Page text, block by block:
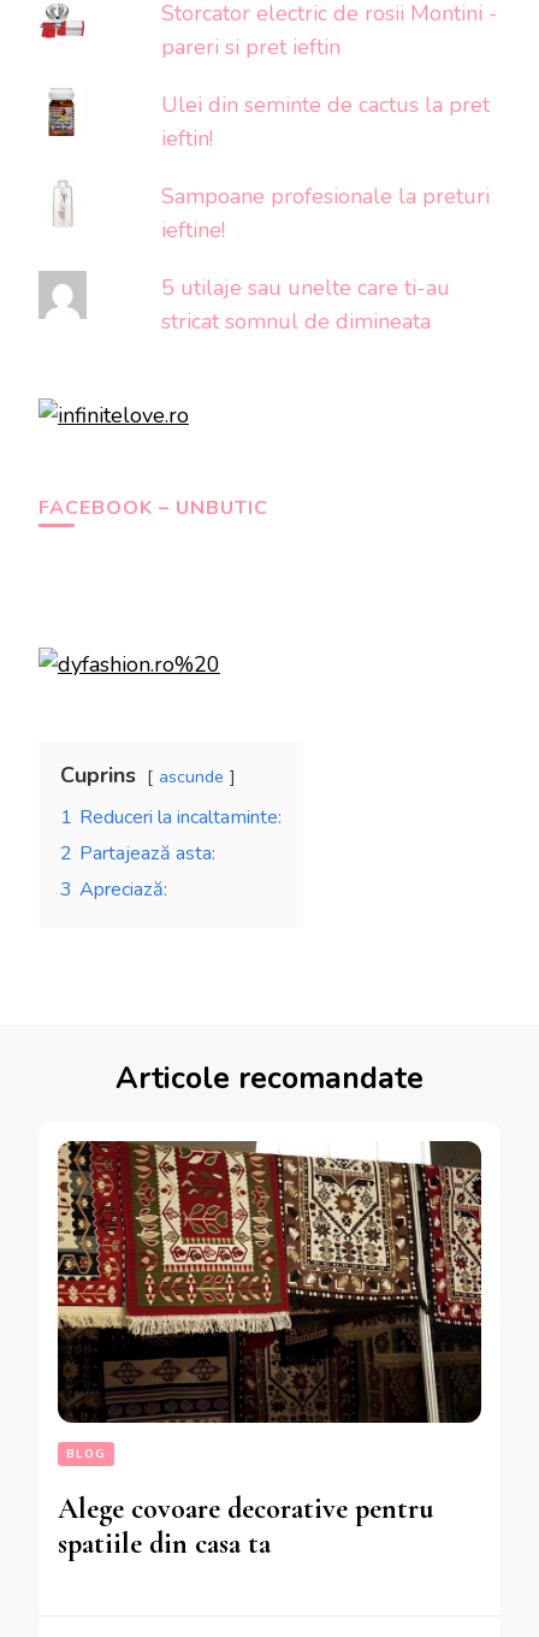
Storcator electric de rosii Montini -
pareri si pret ieftin
Ulei din seminte de cactus la pret
ieftin!
Sampoane profesionale la preturi
ieftine!
5 utilaje sau unelte care ti-au
stricat somnul de dimineata
FACEBOOK – UNBUTIC
Cuprins ascunde
1 Reduceri la incaltaminte:
2 Partajează asta:
3 Apreciază:
Articole recomandate
BLOG
Alege covoare decorative pentru
spatiile din casa ta